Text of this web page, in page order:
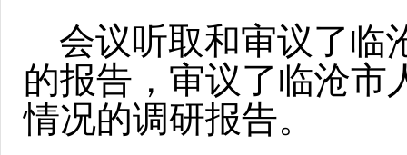
会议听取和审议了临
的报告，审议了临沧市
情况的调研报告。